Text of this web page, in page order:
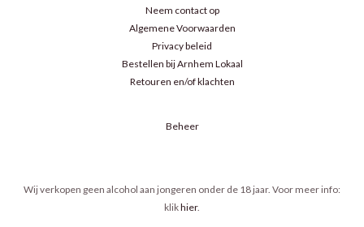
Neem contact op
Algemene Voorwaarden
Privacy beleid
Bestellen bij Arnhem Lokaal
Retouren en/of klachten
Beheer
Wij verkopen geen alcohol aan jongeren onder de 18 jaar. Voor meer info:
klikhier.